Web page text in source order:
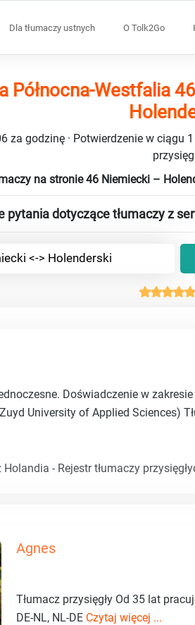
Dla tłumaczy ustnych O Tolk2Go
Północna-Westfalia
za godzinę · Potwierdzenie w ciągu
na stronie 46 Niemiecki –
pytania dotyczące tłumaczy z
<-> Holenderski
Doświadczenie w
University of Applied Sciences)
- Rejestr tłumaczy
Agnes
Tłumacz przysięgły Od 35 lat
DE-NL, NL-DE Czytaj więcej ...